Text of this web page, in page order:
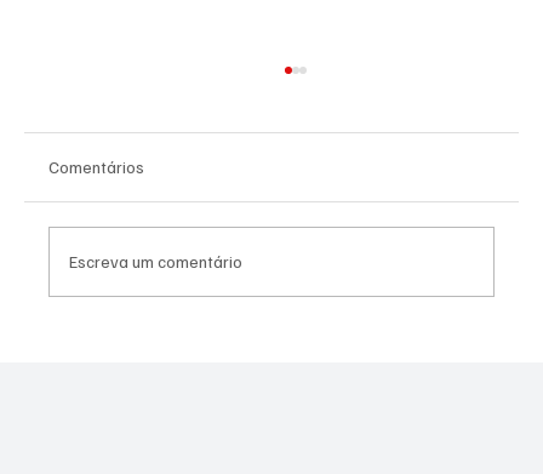
Comentários
Escreva um comentário